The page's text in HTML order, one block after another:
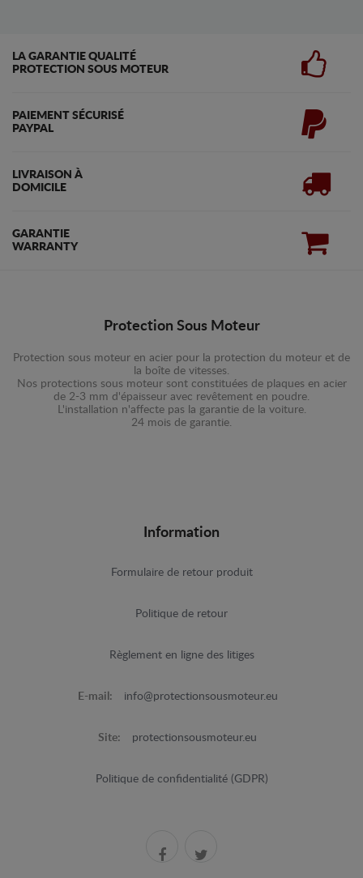
LA GARANTIE QUALITÉ
PROTECTION SOUS MOTEUR
PAIEMENT SÉCURISÉ
PAYPAL
LIVRAISON À
DOMICILE
GARANTIE
WARRANTY
Protection Sous Moteur
Protection sous moteur en acier pour la protection du moteur et de
la boîte de vitesses.
Nos protections sous moteur sont constituées de plaques en acier
de 2-3 mm d'épaisseur avec revêtement en poudre.
L'installation n'affecte pas la garantie de la voiture.
24 mois de garantie.
Information
Formulaire de retour produit
Politique de retour
Règlement en ligne des litiges
E-mail: info@protectionsousmoteur.eu
Site: protectionsousmoteur.eu
Politique de confidentialité (GDPR)